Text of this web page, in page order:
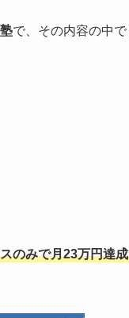
で、その内容の中
のみで月23万円達